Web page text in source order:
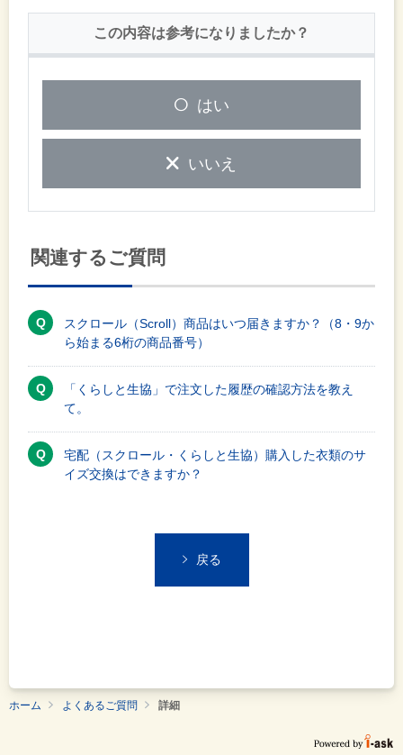
この内容は参考になりましたか？
はい
いいえ
関連するご質問
スクロール（Scroll）商品はいつ届きますか？（8・9か
ら始まる6桁の商品番号）
「くらしと生協」で注文した履歴の確認方法を教え
て。
宅配（スクロール・くらしと生協）購入した衣類のサ
イズ交換はできますか？
戻る
ホーム よくあるご質問 詳細